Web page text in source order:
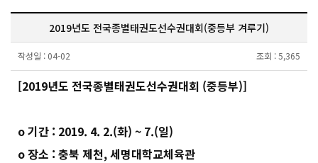
2019년도 전국종별태권도선수권대회(중등부 겨루기)
작성일 : 04-02 조회 :5,365
[2019년도 전국종별태권도선수권대회 (중등부)]
o 기간 : 2019. 4. 2.(화) ~ 7.(일)
o 장소 : 충북 제천, 세명대학교체육관